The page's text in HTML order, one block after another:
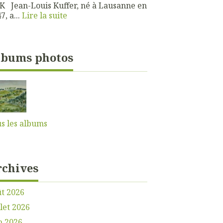
Jean-Louis Kuffer, né à Lausanne en
a... Lire la suite
photos
les albums
2026
2026